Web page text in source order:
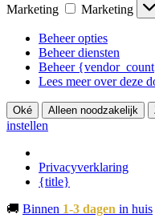
Marketing
Marketing
Beheer opties
Beheer diensten
Beheer
Lees meer over deze
Oké Alleen noodzakelijk
instellen
Privacyverklaring
{title}
🚚 Binnen 1-3 dagen in huis